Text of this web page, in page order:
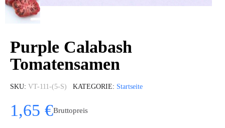
Purple Calabash
Tomatensamen
SKU VT-111-(5-S) KATEGORIE Startseite
1,65 €Bruttopreis